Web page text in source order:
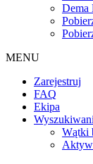
MENU
Zarejestruj
FAQ
Ekipa
Wątki